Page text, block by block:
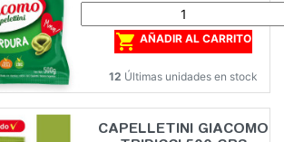
 AÑADIR AL CARRITO
12 Últimas unidades en stock
CAPELLETINI GIACOMO